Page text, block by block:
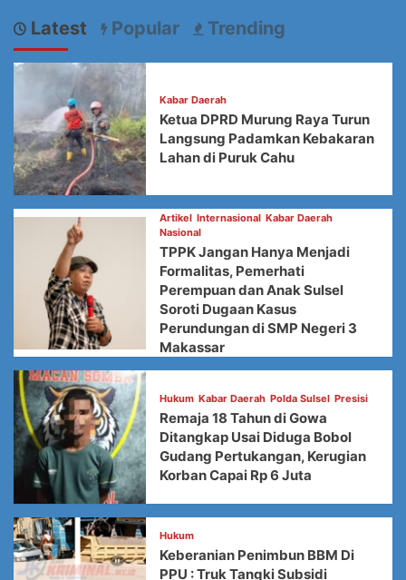
Latest Popular Trending
Kabar Daerah
Ketua DPRD Murung Raya Turun
Langsung Padamkan Kebakaran
Lahan di Puruk Cahu
Artikel Internasional Kabar Daerah
Nasional
TPPK Jangan Hanya Menjadi
Formalitas, Pemerhati
Perempuan dan Anak Sulsel
Soroti Dugaan Kasus
Perundungan di SMP Negeri 3
Makassar
Hukum Kabar Daerah Polda Sulsel Presisi
Remaja 18 Tahun di Gowa
Ditangkap Usai Diduga Bobol
Gudang Pertukangan, Kerugian
Korban Capai Rp 6 Juta
Hukum
Keberanian Penimbun BBM Di
PPU : Truk Tangki Subsidi